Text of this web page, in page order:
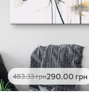
483.33грн290.00 грн